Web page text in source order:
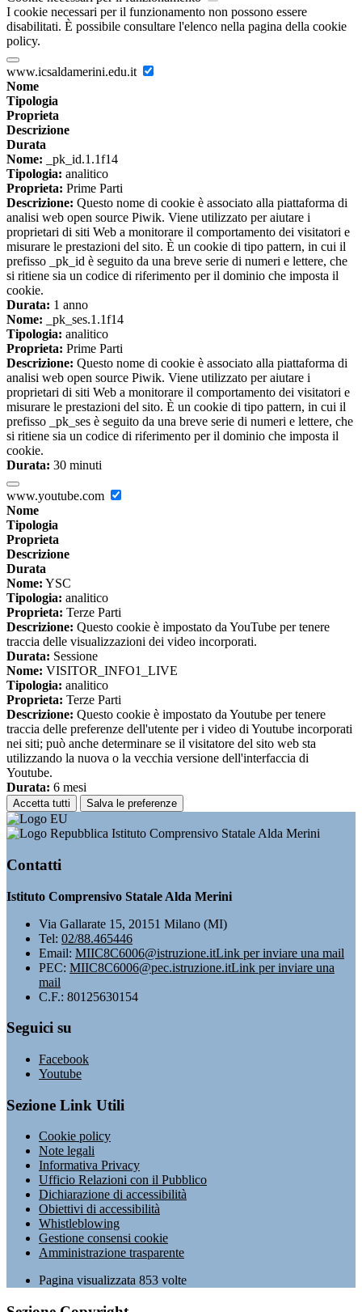
I cookie necessari per il funzionamento non possono essere
disabilitati. È possibile consultare l'elenco nella pagina della cookie
policy.
www.icsaldamerini.edu.it
Nome
Tipologia
Proprieta
Descrizione
Durata
Nome: _pk_id.1.1f14
Tipologia: analitico
Proprieta: Prime Parti
Descrizione: Questo nome di cookie è associato alla piattaforma di
analisi web open source Piwik. Viene utilizzato per aiutare i
proprietari di siti Web a monitorare il comportamento dei visitatori e
misurare le prestazioni del sito. È un cookie di tipo pattern, in cui il
prefisso _pk_id è seguito da una breve serie di numeri e lettere, che
si ritiene sia un codice di riferimento per il dominio che imposta il
cookie.
Durata: 1 anno
Nome: _pk_ses.1.1f14
Tipologia: analitico
Proprieta: Prime Parti
Descrizione: Questo nome di cookie è associato alla piattaforma di
analisi web open source Piwik. Viene utilizzato per aiutare i
proprietari di siti Web a monitorare il comportamento dei visitatori e
misurare le prestazioni del sito. È un cookie di tipo pattern, in cui il
prefisso _pk_ses è seguito da una breve serie di numeri e lettere, che
si ritiene sia un codice di riferimento per il dominio che imposta il
cookie.
Durata: 30 minuti
www.youtube.com
Nome
Tipologia
Proprieta
Descrizione
Durata
Nome: YSC
Tipologia: analitico
Proprieta: Terze Parti
Descrizione: Questo cookie è impostato da YouTube per tenere
traccia delle visualizzazioni dei video incorporati.
Durata: Sessione
Nome: VISITOR_INFO1_LIVE
Tipologia: analitico
Proprieta: Terze Parti
Descrizione: Questo cookie è impostato da Youtube per tenere
traccia delle preferenze dell'utente per i video di Youtube incorporati
nei siti; può anche determinare se il visitatore del sito web sta
utilizzando la nuova o la vecchia versione dell'interfaccia di
Youtube.
Durata: 6 mesi
Accetta tutti Salva le preferenze
Istituto Comprensivo Statale Alda Merini
Contatti
Istituto Comprensivo Statale Alda Merini
Via Gallarate 15, 20151 Milano (MI)
Tel: 02/88.465446
Email: MIIC8C6006@istruzione.itLink per inviare una mail
PEC: MIIC8C6006@pec.istruzione.itLink per inviare una
mail
C.F.: 80125630154
Seguici su
Facebook
Youtube
Sezione Link Utili
Cookie policy
Note legali
Informativa Privacy
Ufficio Relazioni con il Pubblico
Dichiarazione di accessibilità
Obiettivi di accessibilità
Whistleblowing
Gestione consensi cookie
Amministrazione trasparente
Pagina visualizzata 853 volte